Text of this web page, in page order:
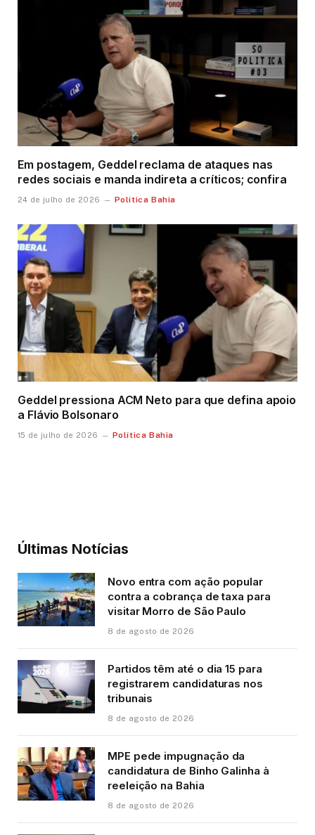
Em postagem, Geddel reclama de ataques nas
redes sociais e manda indireta a críticos; confira
24 de julho de 2026 Política Bahia
Geddel pressiona ACM Neto para que defina apoio
a Flávio Bolsonaro
15 de julho de 2026 Política Bahia
Últimas Notícias
Novo entra com ação popular
contra a cobrança de taxa para
visitar Morro de São Paulo
8 de agosto de 2026
Partidos têm até o dia 15 para
registrarem candidaturas nos
tribunais
8 de agosto de 2026
MPE pede impugnação da
candidatura de Binho Galinha à
reeleição na Bahia
8 de agosto de 2026